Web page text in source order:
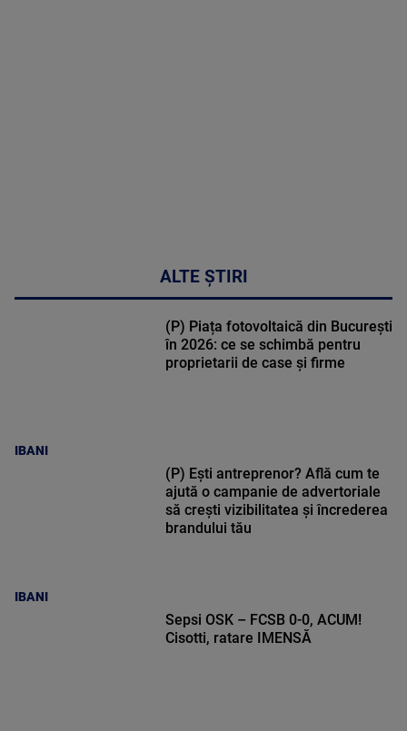
ALTE ȘTIRI
IBANI
(P) Piața fotovoltaică din București
în 2026: ce se schimbă pentru
proprietarii de case și firme
IBANI
(P) Ești antreprenor? Află cum te
ajută o campanie de advertoriale
să crești vizibilitatea și încrederea
brandului tău
Sepsi OSK – FCSB 0-0, ACUM!
Cisotti, ratare IMENSĂ